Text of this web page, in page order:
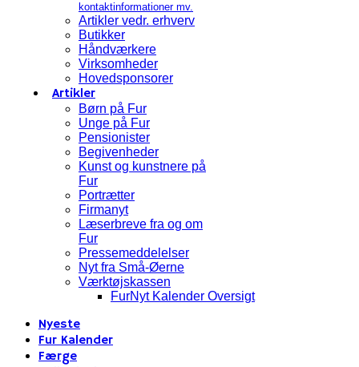
kontaktinformationer mv.
Artikler vedr. erhverv
Butikker
Håndværkere
Virksomheder
Hovedsponsorer
Artikler
Børn på Fur
Unge på Fur
Pensionister
Begivenheder
Kunst og kunstnere på
Fur
Portrætter
Firmanyt
Læserbreve fra og om
Fur
Pressemeddelelser
Nyt fra Små-Øerne
Værktøjskassen
FurNyt Kalender Oversigt
Nyeste
Fur Kalender
Færge